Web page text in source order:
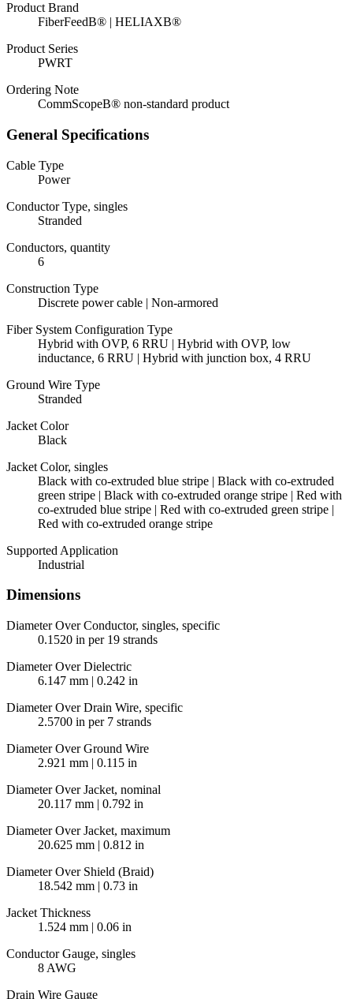
Product Brand
FiberFeedВ® | HELIAXВ®
Product Series
PWRT
Ordering Note
CommScopeВ® non-standard product
General Specifications
Cable Type
Power
Conductor Type, singles
Stranded
Conductors, quantity
6
Construction Type
Discrete power cable | Non-armored
Fiber System Configuration Type
Hybrid with OVP, 6 RRU | Hybrid with OVP, low
inductance, 6 RRU | Hybrid with junction box, 4 RRU
Ground Wire Type
Stranded
Jacket Color
Black
Jacket Color, singles
Black with co-extruded blue stripe | Black with co-extruded
green stripe | Black with co-extruded orange stripe | Red with
co-extruded blue stripe | Red with co-extruded green stripe |
Red with co-extruded orange stripe
Supported Application
Industrial
Dimensions
Diameter Over Conductor, singles, specific
0.1520 in per 19 strands
Diameter Over Dielectric
6.147 mm | 0.242 in
Diameter Over Drain Wire, specific
2.5700 in per 7 strands
Diameter Over Ground Wire
2.921 mm | 0.115 in
Diameter Over Jacket, nominal
20.117 mm | 0.792 in
Diameter Over Jacket, maximum
20.625 mm | 0.812 in
Diameter Over Shield (Braid)
18.542 mm | 0.73 in
Jacket Thickness
1.524 mm | 0.06 in
Conductor Gauge, singles
8 AWG
Drain Wire Gauge